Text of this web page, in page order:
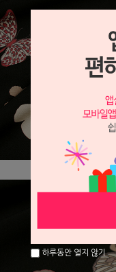
하루동안 열지 않기